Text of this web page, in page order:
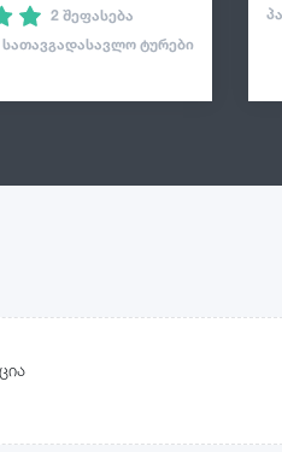
2 შეფასება
ᲡᲐᲗᲐᲕᲒᲐᲓᲐᲡᲐᲕᲚᲝ ᲢᲣᲠᲔᲑᲘ